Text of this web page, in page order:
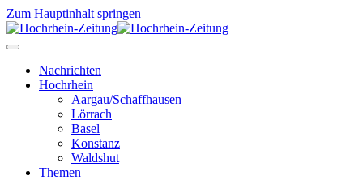
Zum Hauptinhalt springen
Nachrichten
Hochrhein
Aargau/Schaffhausen
Lörrach
Basel
Konstanz
Waldshut
Themen